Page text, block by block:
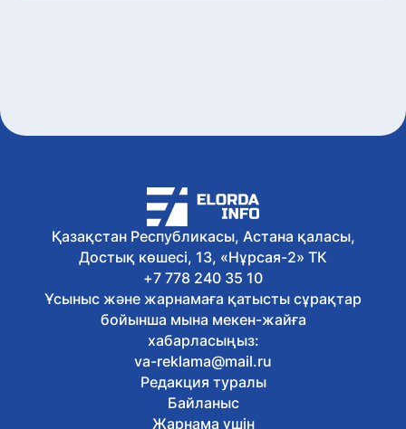
7 тамыз, 2026
жалғасуда
7 тамыз, 2026
Ұлытауда «Қызылорда – Жезқазған»
жолын жаңғырту жұмыстары
жалғасуда
7 тамыз, 2026
Елімізде 12 өңірде 1 850 төсек-орынды
қамтитын оңалту орталықтарын салу
жобасы іске асырылуда
7 тамыз, 2026
Қарулы күштерде Абай
шығармаларын оқудан челлендж
басталды
7 тамыз, 2026
Қазақстан Республикасы, Астана қаласы,
Достық көшесі, 13, «Нұрсая-2» ТК
+7 778 240 35 10
Ұсыныс және жарнамаға қатысты сұрақтар
бойынша мына мекен-жайға
хабарласыңыз:
va-reklama@mail.ru
Редакция туралы
Байланыс
Жарнама үшін